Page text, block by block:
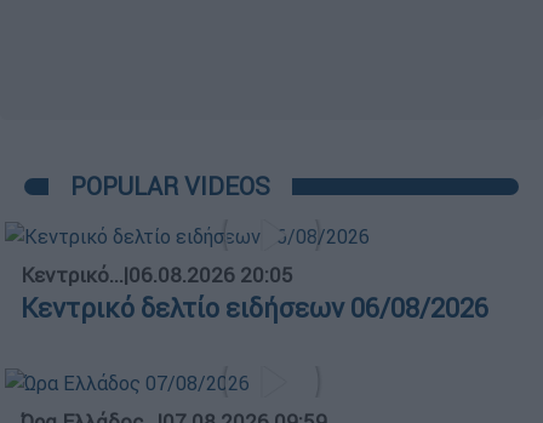
POPULAR VIDEOS
Κεντρικό...|06.08.2026 20:05
Κεντρικό δελτίο ειδήσεων 06/08/2026